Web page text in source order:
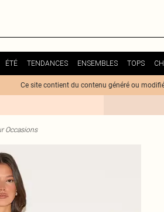
ÉTÉ TENDANCES ENSEMBLES TOPS
Ce site contient du contenu généré ou
Occasions